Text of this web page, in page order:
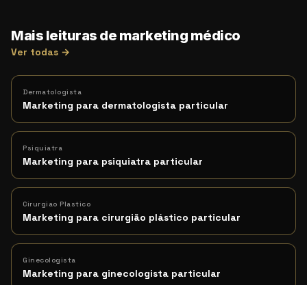
Mais leituras de marketing médico
Ver todas →
Dermatologista
Marketing para dermatologista particular
Psiquiatra
Marketing para psiquiatra particular
Cirurgiao Plastico
Marketing para cirurgião plástico particular
Ginecologista
Marketing para ginecologista particular